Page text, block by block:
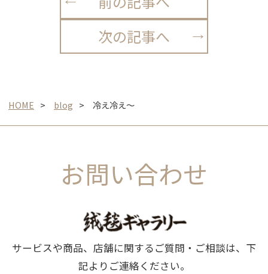
次の記事へ
HOME blog 冷え冷え〜
お問い合わせ
サービスや商品、店舗に関するご質問・ご相談は、下
記よりご連絡ください。